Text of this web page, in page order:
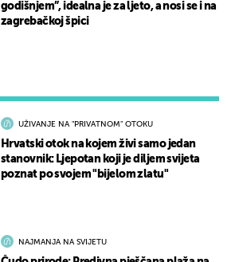
UŽIVANJE NA "PRIVATNOM" OTOKU
Hrvatski otok na kojem živi samo jedan
stanovnik: Ljepotan koji je diljem svijeta
poznat po svojem "bijelom zlatu"
NAJMANJA NA SVIJETU
godišnjem”, idealna je za ljeto, a nosi se i na
zagrebačkoj špici